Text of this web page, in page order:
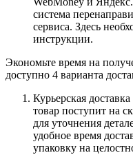
система
сервиса. Здесь
инструкции.
Экономьте время на
доступно 4 варианта
Курьерская
товар поступит на
для уточнения
удобное время
упаковку на